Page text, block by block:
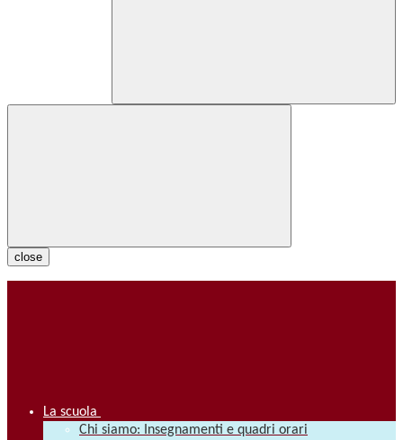
close
La scuola
Chi siamo: Insegnamenti e quadri orari